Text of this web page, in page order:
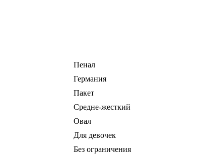
Пенал
Германия
Пакет
Средне-жесткий
Овал
Для девочек
Без ограничения